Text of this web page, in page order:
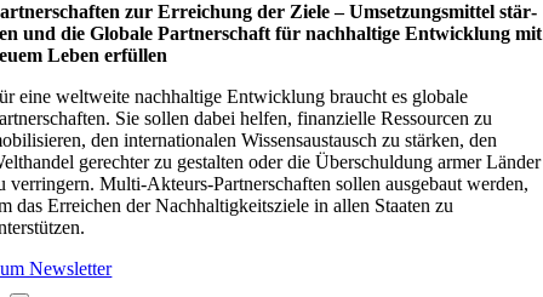
zur Erreichung der Ziele – Umset­zungs­mit­tel stär­
und die Glo­bale Part­ner­schaft für nach­hal­tige Ent­wick­lung mit
Leben erfül­len
eine weltweite nachhaltige Entwicklung braucht es globale
Sie sollen dabei helfen, finanzielle Ressourcen zu
den internationalen Wissensaustausch zu stärken, den
gerechter zu gestalten oder die Überschuldung armer Länder
verringern. Multi-Akteurs-Partnerschaften sollen ausgebaut werden,
das Erreichen der Nachhaltigkeitsziele in allen Staaten zu
Newsletter